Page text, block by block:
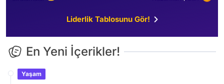
Liderlik Tablosunu Gör!
En Yeni İçerikler!
Yaşam